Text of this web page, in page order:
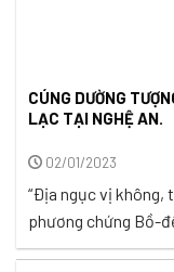
CÚNG DƯỜNG
LẠC TẠI NGHỆ AN.
02/01/2023
“Ðịa ngục vị không,
phương chứng Bồ-
không, tôi thề